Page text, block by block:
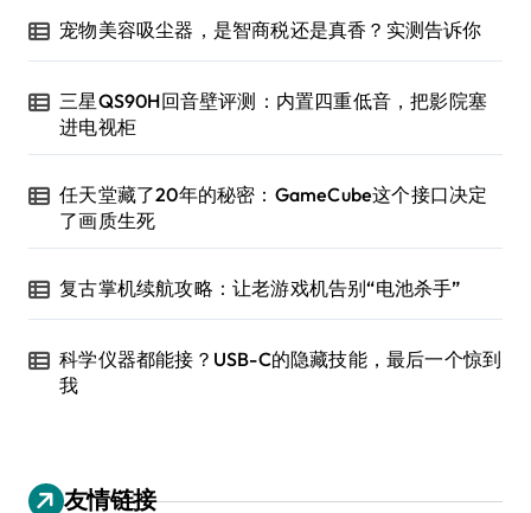
宠物美容吸尘器，是智商税还是真香？实测告诉你
三星QS90H回音壁评测：内置四重低音，把影院塞
进电视柜
任天堂藏了20年的秘密：GameCube这个接口决定
了画质生死
复古掌机续航攻略：让老游戏机告别“电池杀手”
科学仪器都能接？USB-C的隐藏技能，最后一个惊到
我
友情链接